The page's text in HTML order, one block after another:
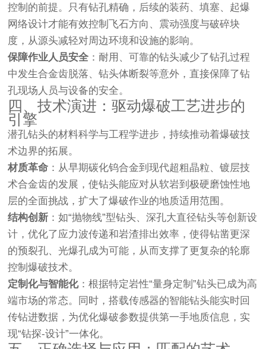
控制的前提。只有钻孔精确，后续的装药、填塞、起爆
网络设计才能有效控制飞石方向、震动强度与破碎块
度，从源头减轻对周边环境和设施的影响。
保障作业人员安全 ：耐用、可靠的钻头减少了钻孔过程
中发生合金齿脱落、钻头体断裂等意外，直接保障了钻
孔现场人员与设备的安全。
四、技术演进：驱动爆破工艺进步的
引擎
潜孔钻头的材料科学与工程学进步，持续推动着爆破技
术边界的拓展。
材质革命 ：从早期碳化钨合金到现代超粗晶粒、镀层技
术合金齿的发展，使钻头能应对从软岩到极硬磨蚀性地
层的全面挑战，扩大了爆破作业的地质适用范围。
结构创新 ：如“抛物线”型钻头、深孔大直径钻头等创新设
计，优化了应力波传递和岩渣排出效率，使得钻凿更深
的预裂孔、光爆孔成为可能，从而支撑了更复杂的轮廓
控制爆破技术。
定制化与智能化：根据特定岩性“量身定制”钻头已成为高
端市场的常态。同时，搭载传感器的智能钻头能实时回
传钻进数据，为优化爆破参数提供第一手地质信息，实
现“钻探-设计”一体化。